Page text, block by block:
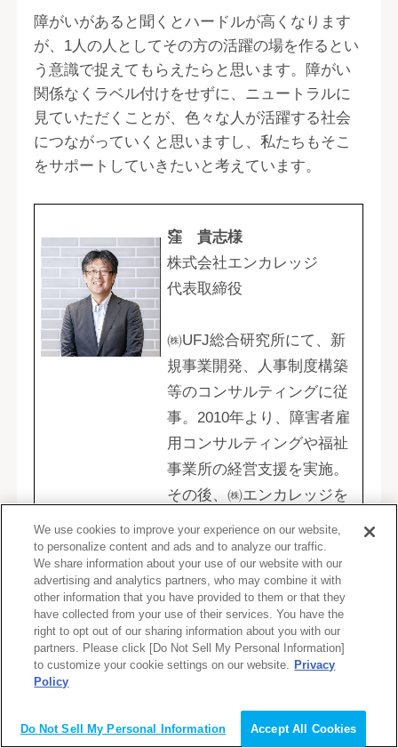
障がいがあると聞くとハードルが高くなります
が、1人の人としてその方の活躍の場を作るとい
う意識で捉えてもらえたらと思います。障がい
関係なくラベル付けをせずに、ニュートラルに
見ていただくことが、色々な人が活躍する社会
につながっていくと思いますし、私たちもそこ
をサポートしていきたいと考えています。
窪 貴志様
株式会社エンカレッジ
代表取締役
㈱UFJ総合研究所にて、新
規事業開発、人事制度構築
等のコンサルティングに従
事。2010年より、障害者雇
用コンサルティングや福祉
事業所の経営支援を実施。
その後、㈱エンカレッジを
立上げ、発達障害のある方
の就労支援や、障害学生の
キャリア・就活支援に取り
組む。民間企業、自治体等
において、障害者雇用促進
のための研修等を多数実
施。
We use cookies to improve your experience on our website,
to personalize content and ads and to analyze our traffic.
We share information about your use of our website with our
advertising and analytics partners, who may combine it with
other information that you have provided to them or that they
have collected from your use of their services. You have the
right to opt out of our sharing information about you with our
partners. Please click [Do Not Sell My Personal Information]
to customize your cookie settings on our website. Privacy
Policy
Do Not Sell My Personal Information Accept All Cookies